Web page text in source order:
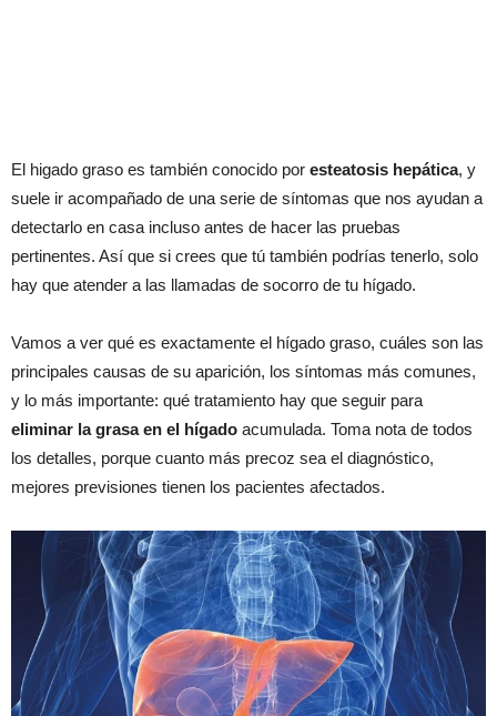
El higado graso es también conocido por esteatosis hepática, y
suele ir acompañado de una serie de síntomas que nos ayudan a
detectarlo en casa incluso antes de hacer las pruebas
pertinentes. Así que si crees que tú también podrías tenerlo, solo
hay que atender a las llamadas de socorro de tu hígado.
Vamos a ver qué es exactamente el hígado graso, cuáles son las
principales causas de su aparición, los síntomas más comunes,
y lo más importante: qué tratamiento hay que seguir para
eliminar la grasa en el hígado acumulada. Toma nota de todos
los detalles, porque cuanto más precoz sea el diagnóstico,
mejores previsiones tienen los pacientes afectados.